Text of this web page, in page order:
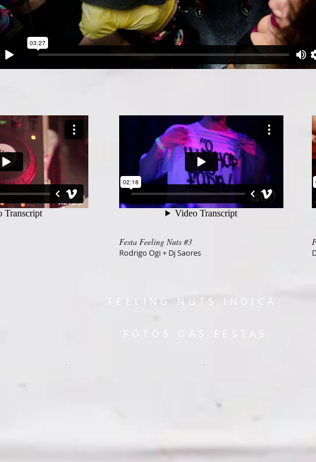
Festa Feeling Nuts #3
Rodrigo Ogi + Dj Saores
FEELING NUTS INDICA
FOTOS DAS FESTAS